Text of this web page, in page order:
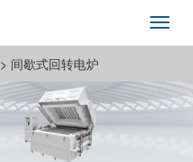
> 间歇式回转电炉